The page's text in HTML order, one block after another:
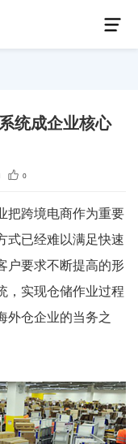
统成企业核心
0
把跨境电商作为重要
式已经难以满足快速
户要求不断提高的形
，实现仓储作业过程
外仓企业的当务之